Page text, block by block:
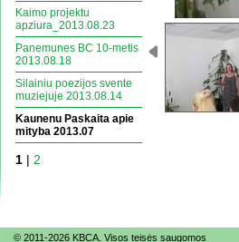
Kaimo projektu
apziura_2013.08.23
Panemunes BC 10-metis
2013.08.18
Silainiu poezijos svente
muziejuje 2013.08.14
Kaunenu Paskaita apie
mityba 2013.07
1 | 2
© 2011-2026 KBCA. Visos teisės saugomos